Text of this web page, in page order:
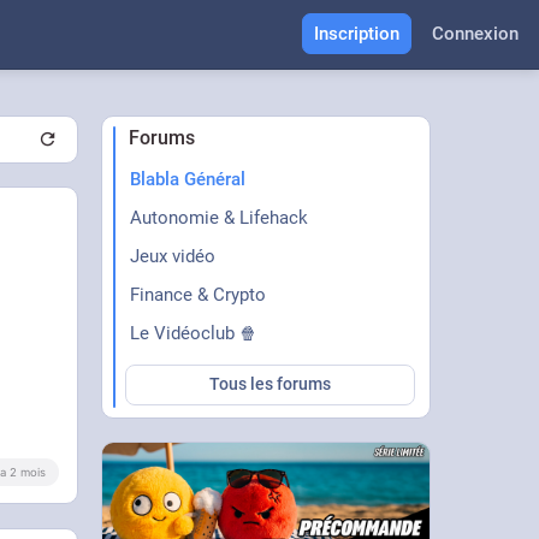
Inscription Connexion
2 mois
Forums
Blabla Général
Autonomie & Lifehack
Jeux vidéo
Finance & Crypto
Le Vidéoclub 🍿
Tous les forums